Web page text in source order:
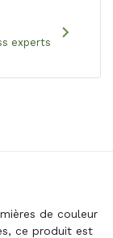
experts chevron_right
de couleur
ce produit est